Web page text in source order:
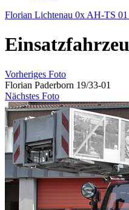
Florian Lichtenau 0x AH-TS
Vorheriges Foto
Florian Paderborn 19/33-01
Nächstes Foto